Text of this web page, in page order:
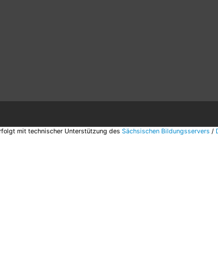
mit technischer Unterstützung des Sächsischen Bildungsservers /